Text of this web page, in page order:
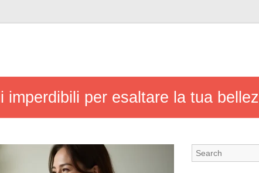
imperdibili per esaltare la tua